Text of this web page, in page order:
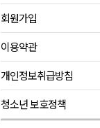
이 대통
여름축제
강원도,
이광재
검찰청 폐
회원가입
이용약관
개인정보취급방침
청소년 보호정책